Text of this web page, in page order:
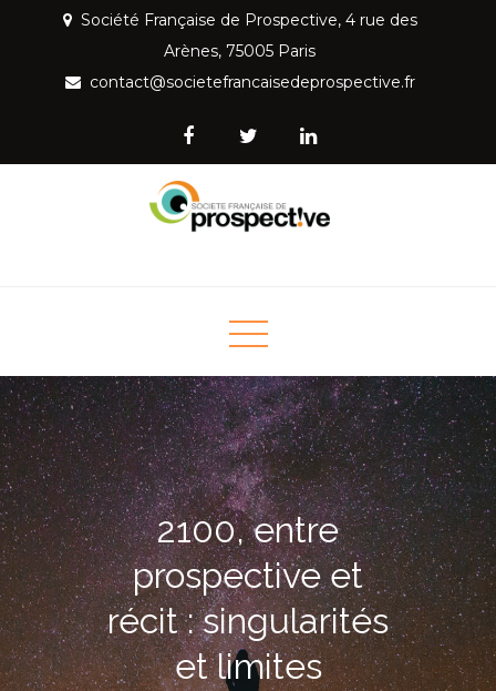
content
Société Française de Prospective, 4 rue des
Arènes, 75005 Paris
contact@societefrancaisedeprospective.fr
Prospective
2100, entre
prospective et
récit : singularités
et limites